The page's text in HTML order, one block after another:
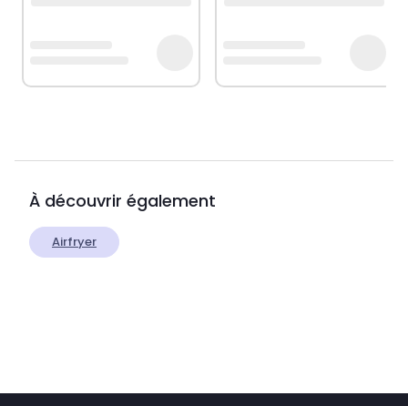
À découvrir également
Airfryer